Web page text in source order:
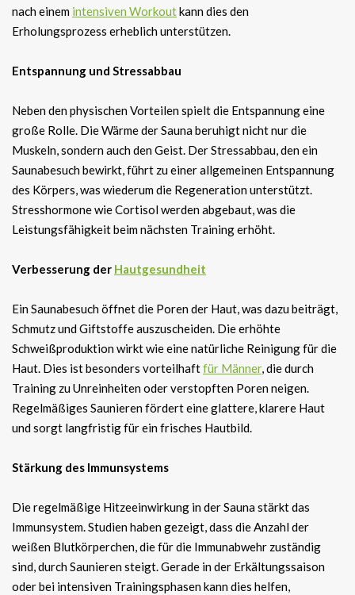
nach einem intensiven Workoutkann dies den
Erholungsprozess erheblich unterstützen.
Entspannung und Stressabbau
Neben den physischen Vorteilen spielt die Entspannung eine
große Rolle. Die Wärme der Sauna beruhigt nicht nur die
Muskeln, sondern auch den Geist. Der Stressabbau, den ein
Saunabesuch bewirkt, führt zu einer allgemeinen Entspannung
des Körpers, was wiederum die Regeneration unterstützt.
Stresshormone wie Cortisol werden abgebaut, was die
Leistungsfähigkeit beim nächsten Training erhöht.
Verbesserung der Hautgesundheit
Ein Saunabesuch öffnet die Poren der Haut, was dazu beiträgt,
Schmutz und Giftstoffe auszuscheiden. Die erhöhte
Schweißproduktion wirkt wie eine natürliche Reinigung für die
Haut. Dies ist besonders vorteilhaftfür Männer, die durch
Training zu Unreinheiten oder verstopften Poren neigen.
Regelmäßiges Saunieren fördert eine glattere, klarere Haut
und sorgt langfristig für ein frisches Hautbild.
Stärkung des Immunsystems
Die regelmäßige Hitzeeinwirkung in der Sauna stärkt das
Immunsystem. Studien haben gezeigt, dass die Anzahl der
weißen Blutkörperchen, die für die Immunabwehr zuständig
sind, durch Saunieren steigt. Gerade in der Erkältungssaison
oder bei intensiven Trainingsphasen kann dies helfen,